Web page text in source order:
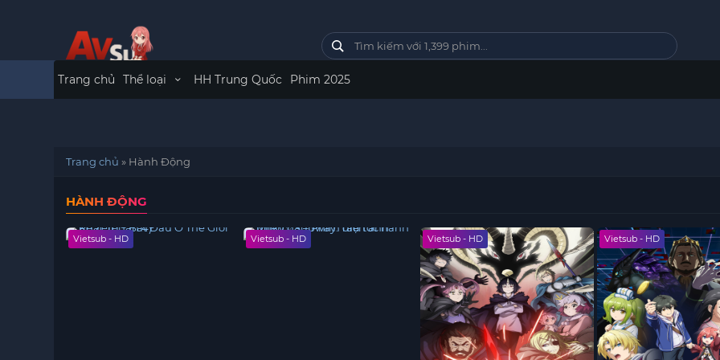
Trang chủ Thể loại HH Trung Quốc Phim 2025
Trang chủ » Hành Động
HÀNH ĐỘNG
Vietsub - HD Vietsub - HD Vietsub - HD Vietsub - HD